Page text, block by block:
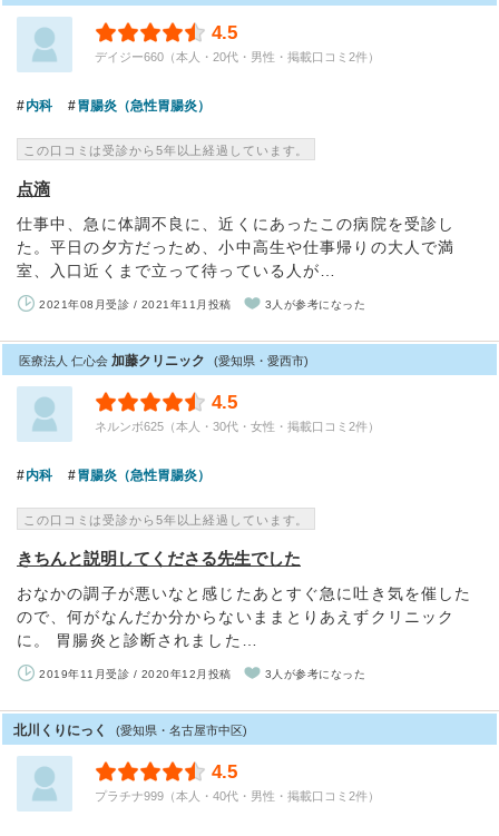
4.5
デイジー660（本人・20代・男性・掲載口コミ2件）
内科 胃腸炎（急性胃腸炎）
この口コミは受診から5年以上経過しています。
点滴
仕事中、急に体調不良に、近くにあったこの病院を受診し
た。平日の夕方だっため、小中高生や仕事帰りの大人で満
室、入口近くまで立って待っている人が…
2021年08月受診 / 2021年11月投稿 3人が参考になった
医療法人 仁心会 加藤クリニック (愛知県・愛西市)
4.5
ネルンボ625（本人・30代・女性・掲載口コミ2件）
内科 胃腸炎（急性胃腸炎）
この口コミは受診から5年以上経過しています。
きちんと説明してくださる先生でした
おなかの調子が悪いなと感じたあとすぐ急に吐き気を催した
ので、何がなんだか分からないままとりあえずクリニック
に。 胃腸炎と診断されました…
2019年11月受診 / 2020年12月投稿 3人が参考になった
北川くりにっく (愛知県・名古屋市中区)
4.5
プラチナ999（本人・40代・男性・掲載口コミ2件）